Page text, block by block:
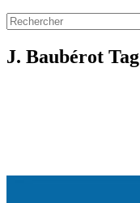
J. Baubérot Tag